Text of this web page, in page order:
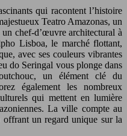
qui racontent l’histoire
Teatro Amazonas, un
chef-d’œuvre architectural à
Lisboa, le marché flottant,
avec ses couleurs vibrantes
do Seringal vous plonge dans
un élément clé du
également les nombreux
qui mettent en lumière
La ville compte au
offrant un regard unique sur la